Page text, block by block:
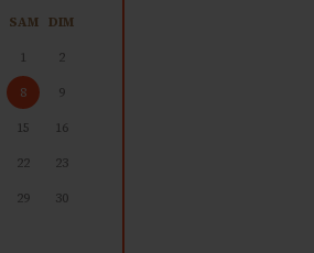
SAM DIM
1
2
8
9
15
16
22
23
29
30